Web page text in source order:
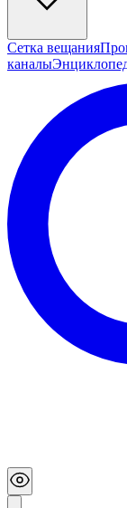
Сетка вещания
каналы